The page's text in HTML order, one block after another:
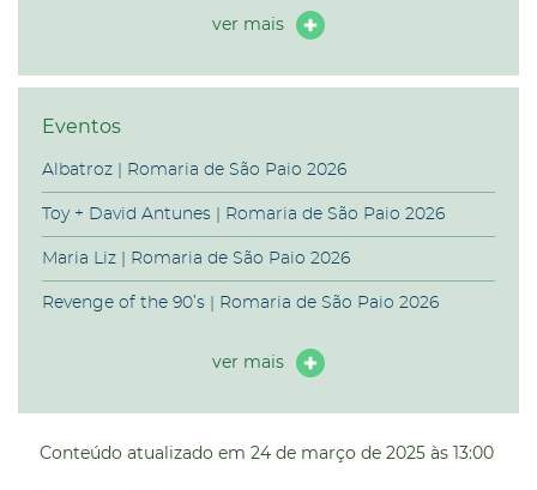
ver mais
Eventos
Albatroz | Romaria de São Paio 2026
Toy + David Antunes | Romaria de São Paio 2026
Maria Liz | Romaria de São Paio 2026
Revenge of the 90’s | Romaria de São Paio 2026
ver mais
Conteúdo atualizado em 24 de março de 2025 às 13:00